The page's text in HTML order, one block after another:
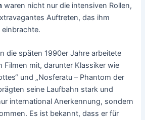
waren nicht nur die intensiven Rollen,
Auftreten, das ihm
die späten 1990er Jahre arbeitete
Filmen mit, darunter Klassiker wie
und „Nosferatu – Phantom der
seine Laufbahn stark und
international Anerkennung, sondern
Es ist bekannt, dass er für